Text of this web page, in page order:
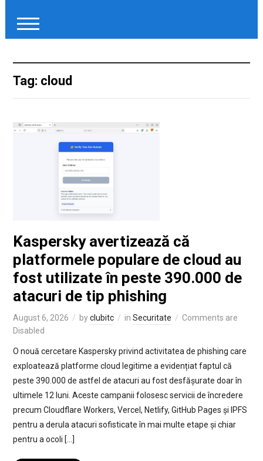
Tag: cloud
Kaspersky avertizează că
platformele populare de cloud au
fost utilizate în peste 390.000 de
atacuri de tip phishing
August 6, 2026 byclubitc in Securitate
Comments are
Disabled
O nouă cercetare Kaspersky privind activitatea de phishing care
exploatează platforme cloud legitime a evidențiat faptul că
peste 390.000 de astfel de atacuri au fost desfășurate doar în
ultimele 12 luni. Aceste campanii folosesc servicii de încredere
precum Cloudflare Workers, Vercel, Netlify, GitHub Pages și IPFS
pentru a derula atacuri sofisticate în mai multe etape și chiar
pentru a ocoli […]